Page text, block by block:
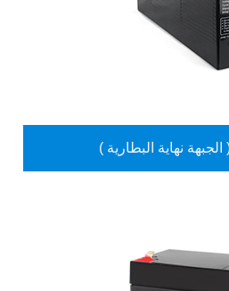
نهاية البطارية )